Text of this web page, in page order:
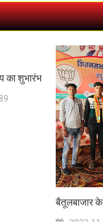
का शुभारंभ
बैतूलबाजार के